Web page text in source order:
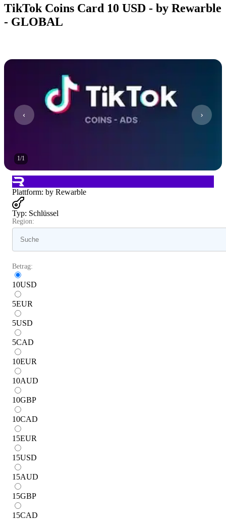
TikTok Coins Card 10 USD - by Rewarble
- GLOBAL
1/1
Plattform: by Rewarble
Typ: Schlüssel
Region:
Betrag:
10USD
5EUR
5USD
5CAD
10EUR
10AUD
10GBP
10CAD
15EUR
15USD
15AUD
15GBP
15CAD